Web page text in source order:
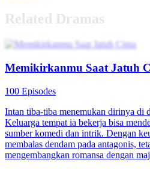
Related Dramas
Memikirkanmu Saat Jatuh
100 Episodes
Intan tiba-tiba menemukan dirinya di
Keluarga tempat ia bekerja bisa
sumber komedi dan intrik. Dengan
membalas dendam pada antagonis,
mengembangkan romansa dengan